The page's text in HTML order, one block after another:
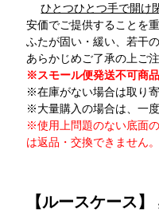
ひとつひとつ手で開け
安価でご提供することを
ふたが固い・緩い、若干
あらかじめご了承の上ご注
※スモール便発送不可商品
※在庫がない場合は取り
※大量購入の場合は、一
※使用上問題のない底面
は返品・交換できません。
【ルースケース